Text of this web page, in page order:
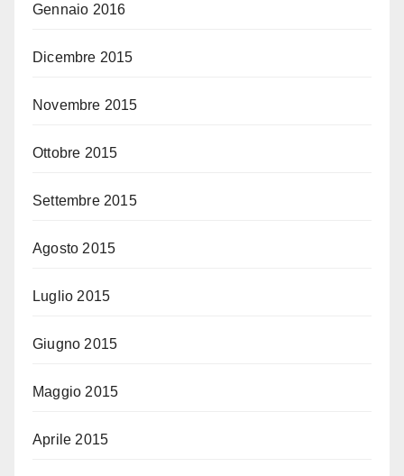
Gennaio 2016
Dicembre 2015
Novembre 2015
Ottobre 2015
Settembre 2015
Agosto 2015
Luglio 2015
Giugno 2015
Maggio 2015
Aprile 2015